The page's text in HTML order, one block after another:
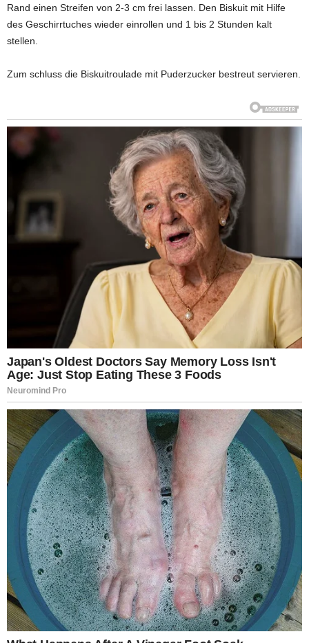
Rand einen Streifen von 2-3 cm frei lassen. Den Biskuit mit Hilfe
des Geschirrtuches wieder einrollen und 1 bis 2 Stunden kalt
stellen.
Zum schluss die Biskuitroulade mit Puderzucker bestreut servieren.